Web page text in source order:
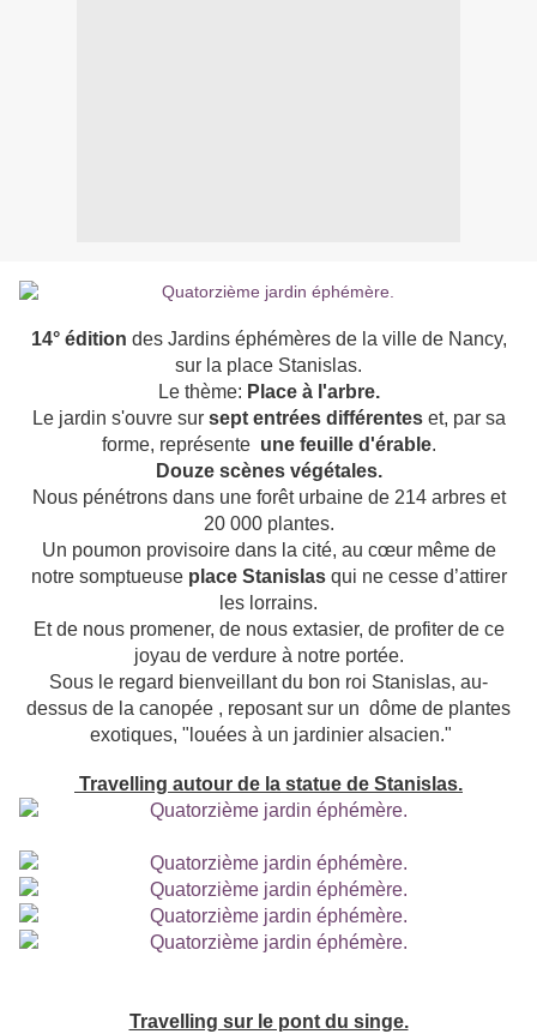
14° édition des Jardins éphémères de la ville de Nancy,
sur la place Stanislas.
Le thème: Place à l'arbre.
Le jardin s'ouvre sur sept entrées différenteset, par sa
forme, représente une feuille d'érable.
Douze scènes végétales.
Nous pénétrons dans une forêt urbaine de 214 arbres et
20 000 plantes.
Un poumon provisoire dans la cité, au cœur même de
notre somptueuseplace Stanislasqui ne cesse d’attirer
les lorrains.
Et de nous promener, de nous extasier, de profiter de ce
joyau de verdure à notre portée.
Sous le regard bienveillant du bon roi Stanislas, au-
dessus de la canopée , reposant sur un dôme de plantes
exotiques, "louées à un jardinier alsacien."
Travelling autour de la statue de Stanislas.
Travelling sur le pont du singe.